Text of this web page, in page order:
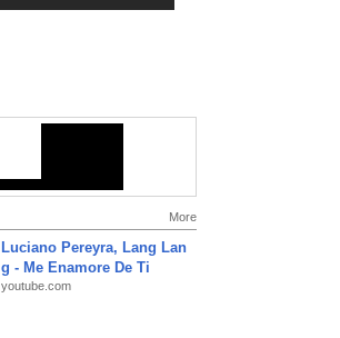
More
Luciano Pereyra, Lang Lan
g - Me Enamore De Ti
youtube.com